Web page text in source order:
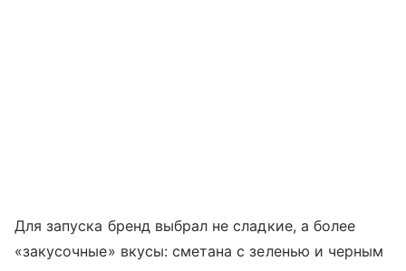
Для запуска бренд выбрал не сладкие, а более
«закусочные» вкусы: сметана с зеленью и черным